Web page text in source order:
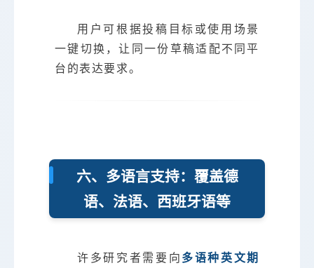
用户可根据投稿目标或使用场景
一键切换，让同一份草稿适配不同平
台的表达要求。
六、多语言支持：覆盖德
语、法语、西班牙语等
许多研究者需要向多语种英文期